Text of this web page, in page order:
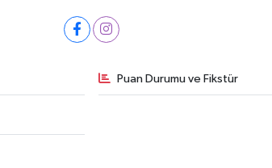
Puan Durumu ve Fikstür